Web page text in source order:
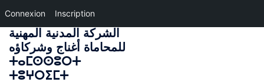
Connexion Inscription
Aller
au
contenu
الشركة المدنية المهنية
للمحاماة أغناج وشركاؤه
ⵜⴰⵎⵙⵙⵓⵔⵜ
ⵜⵓⵖⵔⵉⵎⵜ